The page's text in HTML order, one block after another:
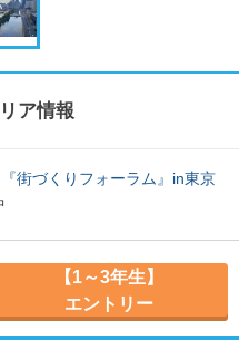
ア情報
街づくりフォーラム』in東京
【1～3年生】
エントリー